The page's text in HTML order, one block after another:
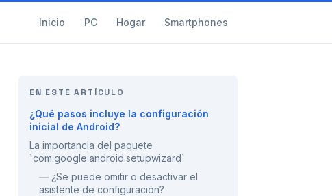
Inicio PC Hogar Smartphones
EN ESTE ARTÍCULO
¿Qué pasos incluye la configuración
inicial de Android?
La importancia del paquete
`com.google.android.setupwizard`
— ¿Se puede omitir o desactivar el
asistente de configuración?